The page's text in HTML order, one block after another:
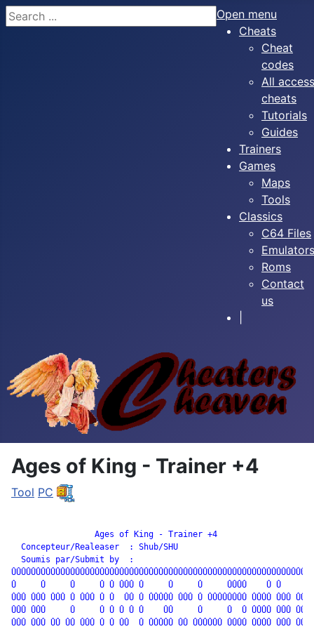
Search
Open menu
Cheats
Cheat
codes
All access
cheats
Tutorials
Guides
Trainers
Games
Maps
Tools
Classics
C64 Files
Emulators
Roms
Contact
us
Ages of King - Trainer +4
Tool PC
  Concepteur/Realeaser  : Shub/SHU
  Soumis par/Submit by  :
Û     Û     Û     Û Û ÛÛÛ Û     Û     Û     ÛÛÛÛ    Û Û     Û
ÛÛÛ ÛÛÛ ÛÛÛ Û ÛÛÛ Û Û  ÛÛ Û ÛÛÛÛÛ ÛÛÛ Û ÛÛÛÛÛÛÛÛ ÛÛÛÛ ÛÛÛ
ÛÛÛ ÛÛÛ     Û     Û Û Û Û Û    ÛÛ     Û     Û  Û ÛÛÛÛ ÛÛÛ
ÛÛÛ ÛÛÛ ÛÛ ÛÛ ÛÛÛ Û Û ÛÛ  Û ÛÛÛÛÛ ÛÛ ÛÛÛÛÛÛ ÛÛÛÛ ÛÛÛÛ ÛÛÛ